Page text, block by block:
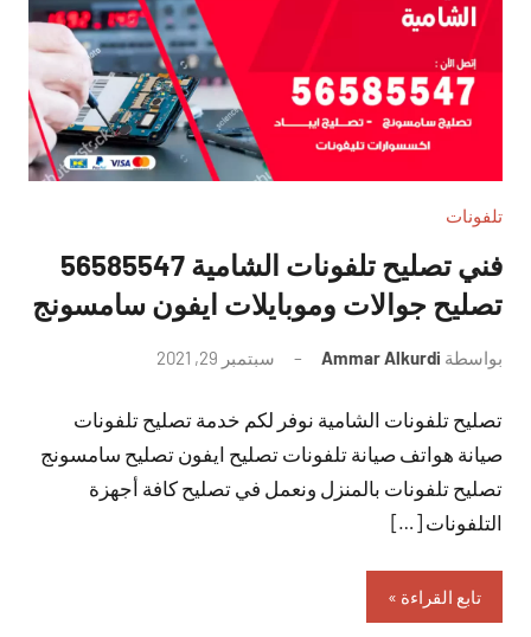
تلفونات
فني تصليح تلفونات الشامية 56585547
تصليح جوالات وموبايلات ايفون سامسونج
بواسطة Ammar Alkurdi سبتمبر 29, 2021
تعليقات
تصليح تلفونات الشامية نوفر لكم خدمة تصليح تلفونات
صيانة هواتف صيانة تلفونات تصليح ايفون تصليح سامسونج
تصليح تلفونات بالمنزل ونعمل في تصليح كافة أجهزة
التلفونات […]
تابع القراءة